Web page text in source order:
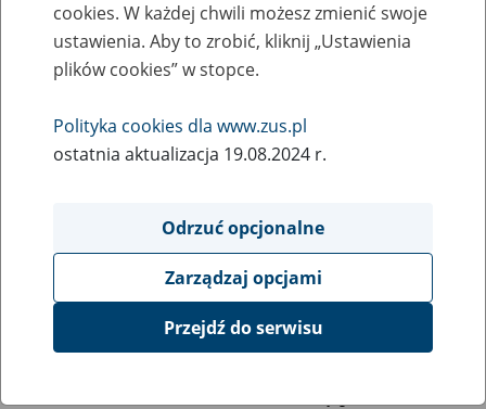
Zaproś ZUS do siebie - zakładanie profili
eZUS w siedzibie Twojej firmy
Rodzaj wydarzenia
Szkolenia
obsługa klientów
Event description
Platforma Usług Elektronicznych ZUS eZUS
cookies. W każdej chwili możesz zmienić swoje
ustawienia. Aby to zrobić, kliknij „Ustawienia
plików cookies” w stopce.
Polityka cookies dla www.zus.pl
ostatnia aktualizacja 19.08.2024 r.
Odrzuć opcjonalne
Zarządzaj opcjami
Przejdź do serwisu